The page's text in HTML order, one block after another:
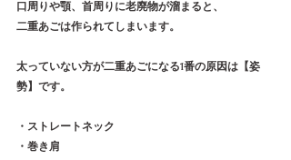
口周りや顎、首周りに老廃物が溜まると、
二重あごは作られてしまいます。
太っていない方が二重あごになる1番の原因は【姿
勢】です。
・ストレートネック
・巻き肩